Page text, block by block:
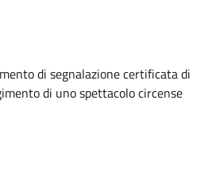
di segnalazione certificata di
di uno spettacolo circense